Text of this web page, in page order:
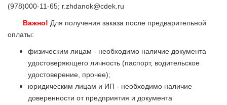
(978)000-11-65; r.zhdanok@cdek.ru
Важно! Для получения заказа после предварительной
оплаты:
физическим лицам - необходимо наличие документа
удостоверяющего личность (паспорт, водительское
удостоверение, прочее);
юридическим лицам и ИП - необходимо наличие
доверенности от предприятия и документа